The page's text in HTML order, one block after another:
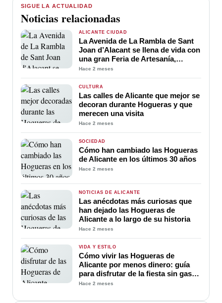
SIGUE LA ACTUALIDAD
Noticias relacionadas
ALICANTE CIUDAD
La Avenida de La Rambla de Sant
Joan d’Alacant se llena de vida con
una gran Feria de Artesanía,
Gastronomía y Actividades para
toda la familia durante las
Hogueras 2026
Hace 2 meses
CULTURA
Las calles de Alicante que mejor se
decoran durante Hogueras y que
merecen una visita
Hace 2 meses
SOCIEDAD
Cómo han cambiado las Hogueras
de Alicante en los últimos 30 años
Hace 2 meses
NOTICIAS DE ALICANTE
Las anécdotas más curiosas que
han dejado las Hogueras de
Alicante a lo largo de su historia
Hace 2 meses
VIDA Y ESTILO
Cómo vivir las Hogueras de
Alicante por menos dinero: guía
para disfrutar de la fiesta sin gastar
demasiado
Hace 2 meses